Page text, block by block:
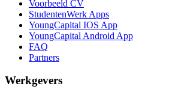
Voorbeeld CV
StudentenWerk Apps
YoungCapital IOS App
YoungCapital Android App
FAQ
Partners
Werkgevers